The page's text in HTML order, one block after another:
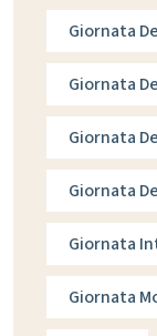
Giornata
Giornata
Giornata
Giornata
Giornata
Giornata